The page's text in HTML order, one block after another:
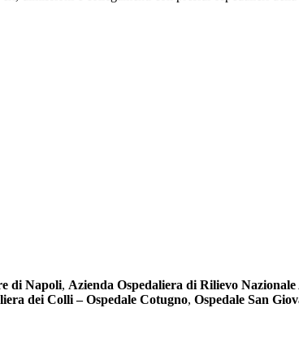
di Napoli, Azienda Ospedaliera di Rilievo
dei Colli – Ospedale Cotugno, Ospedale San